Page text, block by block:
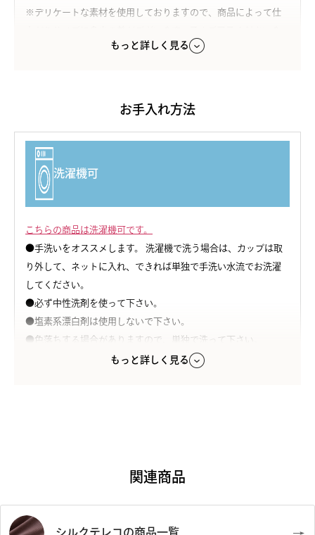
※デリケートな素材を使用しておりますので、商品によって仕
カップ裏・ショーツ前後中央裏・マチ裏：シルク95％、ポリウ
レタン5％（シルクサテン）
ブラジャーアンダー部分：シルク100%（シルクテレコ）
レース：ナイロン、ポリウレタン、その他
原産国
日本製
注意点
※天然繊維の性質上、お洗濯の際にどうしても縮みが起こる可
能性がございます。何卒ご了承下さいませ。また、大変デリケー
トな素材ですので、お取り扱いには十分ご配慮下さいますよう
もっと詳しく見る
お手入れ方法
洗濯機可
こちらの商品は洗濯機可です。
●手洗いをオススメします。 洗濯機で洗う場合は、カップは取
り外して、ネットに入れ、できれば単独で手洗い水流でお洗濯
してください。
●必ず中性洗剤を使って下さい。
●塩素系漂白剤は使用しないで下さい。
●色落ちする場合がありますので、単独で洗って下さい。
●濡れた状態で放置すると色移りの原因になりますのでお避け
もっと詳しく見る
関連商品